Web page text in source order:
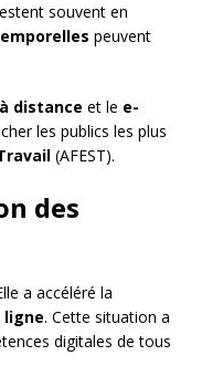
souvent en
peuvent
distance et le e-
les publics les plus
(AFEST).
des
a accéléré la
. Cette situation a
digitales de tous